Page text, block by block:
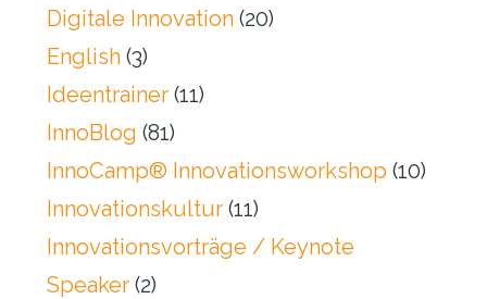
Digitale Innovation (20)
English (3)
Ideentrainer(11)
InnoBlog (81)
InnoCamp® Innovationsworkshop (10)
Innovationskultur(11)
Innovationsvorträge / Keynote
Speaker(2)